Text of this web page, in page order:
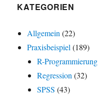
KATEGORIEN
Allgemein (22)
Praxisbeispiel (189)
R-Programmierung
Regression (32)
SPSS (43)